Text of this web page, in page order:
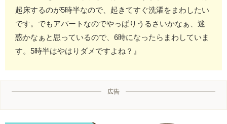
起床するのが5時半なので、起きてすぐ洗濯をまわしたい
です。でもアパートなのでやっぱりうるさいかなぁ、迷
惑かなぁと思っているので、6時になったらまわしていま
す。5時半はやはりダメですよね？』
広告